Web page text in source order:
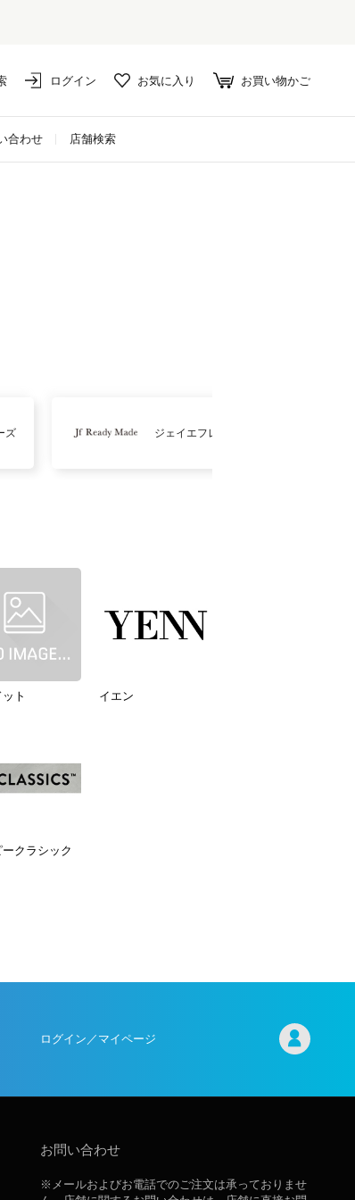
ログイン お気に入り お買い物かご
合わせ 店舗検索
ズ ジェイエフレディメイド
ト イエン
ークラシック
ログイン／マイページ
お問い合わせ
※メールおよびお電話でのご注文は承っておりませ